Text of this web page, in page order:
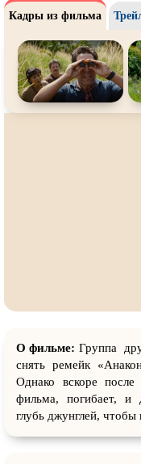
Чёрная комедия
CAMRip
Кадры из фильма
О фильме: Группа
снять ремейк
Однако вскоре после
фильма, погибает, и
глубь джунглей, чтобы